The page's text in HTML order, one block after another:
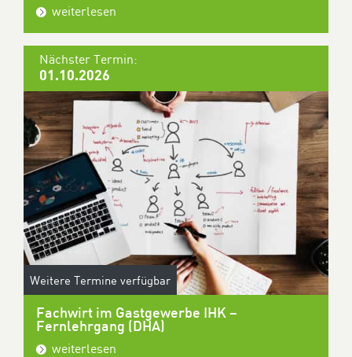
weiterlesen
Nächster Termin:
01.10.2026
Weitere Termine verfügbar
Fachwirt im Gastgewerbe IHK –
Fernlehrgang (DHA)
weiterlesen